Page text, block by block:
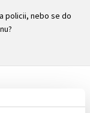
policii, nebo se do